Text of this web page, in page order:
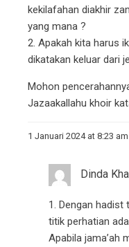
kekilafahan diakhir
yang mana ?
2. Apakah kita harus
dikatakan keluar dari
Mohon
Jazaakallahu khoir
1 Januari 2024 at 8:23 am
Dinda
1. Dengan hadist
titik perhatian
Apabila jama’ah